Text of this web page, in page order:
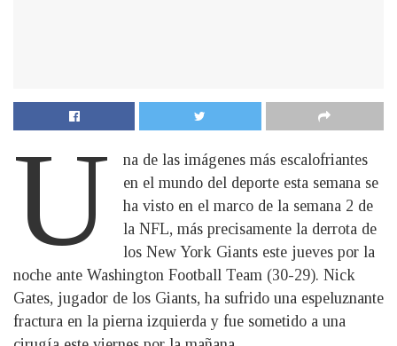
U
na de las imágenes más escalofriantes
en el mundo del deporte esta semana se
ha visto en el marco de la semana 2 de
la NFL, más precisamente la derrota de
los New York Giants este jueves por la
noche ante Washington Football Team (30-29). Nick
Gates, jugador de los Giants, ha sufrido una espeluznante
fractura en la pierna izquierda y fue sometido a una